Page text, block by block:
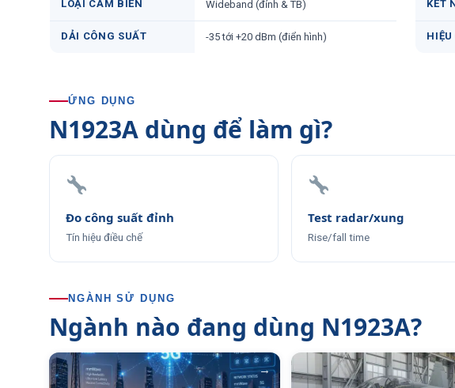
LOẠI CẢM BIẾN Wideband (đỉnh & TB)
DẢI CÔNG SUẤT -35 tới +20 dBm (điển hình)
KẾT
ỨNG DỤNG
N1923A dùng để làm gì?
Đo công suất đỉnh
Tín hiệu điều chế
Test radar/xung
Rise/fall time
NGÀNH SỬ DỤNG
Ngành nào đang dùng N1923A?
→